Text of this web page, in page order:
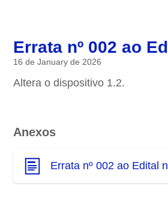
Errata nº 002 ao
16 de January de 2026
Altera o dispositivo 1.2.
Anexos
Errata nº 002 ao Edital